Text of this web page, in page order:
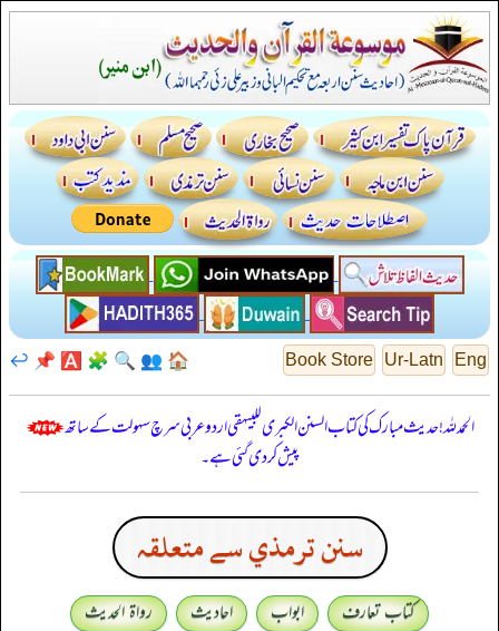
Eng
Ur-Latn
Book Store
🏠
👥
🔍
🧩
🅰️
📌
↩️
الحمدللہ! حدیث مبارک کی کتاب السنن الكبرى للبيهقي اردو عربی سرچ سہولت کے ساتھ
پیش کر دی گئی ہے۔
سنن ترمذي سے متعلقہ
کتاب تعارف ابواب احادیث
رواۃ الحدیث